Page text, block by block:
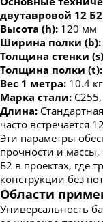
двутавровой 12
Высота (h): 120 мм
Ширина полки (b):
Толщина стенки
Толщина полки (t):
Вес 1 метра: 10.4 кг
Марка стали:
Длина:
часто встречается
Эти параметры
прочности и массы,
Б2 в проектах, где
конструкции без
Области
Универсальность